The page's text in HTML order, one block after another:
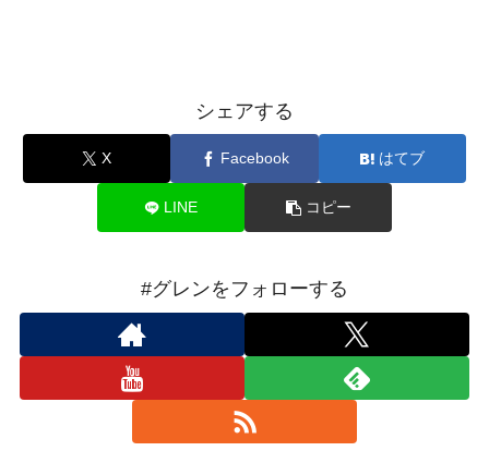
シェアする
X Facebook はてブ
LINE コピー
#グレンをフォローする